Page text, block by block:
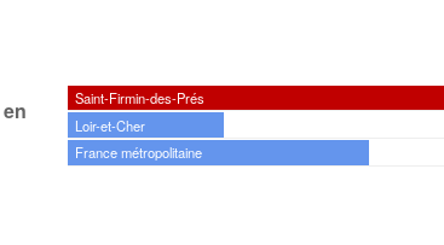
Saint-Firmin-des-Prés
Loir-et-Cher
France métropolitaine